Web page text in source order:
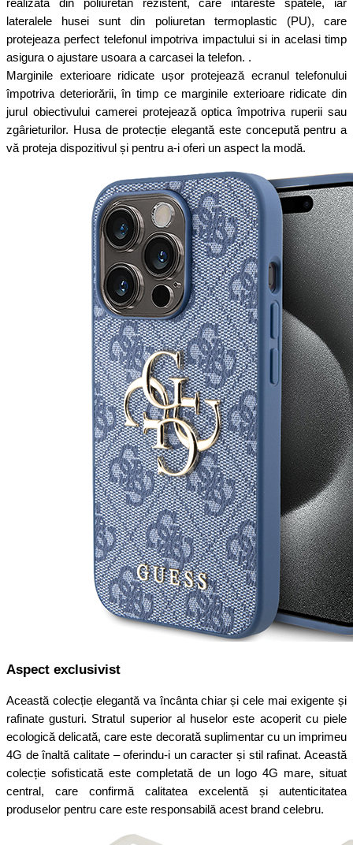
realizata din poliuretan rezistent, care intareste spatele, iar
lateralele husei sunt din poliuretan termoplastic (PU), care
protejeaza perfect telefonul impotriva impactului si in acelasi timp
asigura o ajustare usoara a carcasei la telefon. .
Marginile exterioare ridicate ușor protejează ecranul telefonului
împotriva deteriorării, în timp ce marginile exterioare ridicate din
jurul obiectivului camerei protejează optica împotriva ruperii sau
zgârieturilor. Husa de protecție elegantă este concepută pentru a
vă proteja dispozitivul și pentru a-i oferi un aspect la modă.
Aspect exclusivist
Această colecție elegantă va încânta chiar și cele mai exigente și
rafinate gusturi. Stratul superior al huselor este acoperit cu piele
ecologică delicată, care este decorată suplimentar cu un imprimeu
4G de înaltă calitate – oferindu-i un caracter și stil rafinat. Această
colecție sofisticată este completată de un logo 4G mare, situat
central, care confirmă calitatea excelentă și autenticitatea
produselor pentru care este responsabilă acest brand celebru.